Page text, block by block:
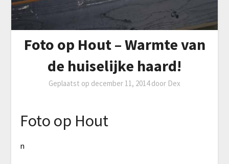
Foto op Hout – Warmte van
de huiselijke haard!
Geplaatst op december 11, 2014door Dex
Foto op Hout
n